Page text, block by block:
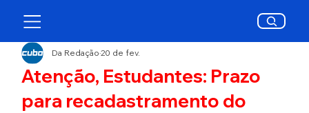
Atenção, Estudantes: Prazo
para recadastramento do
Da Redação20 de fev.